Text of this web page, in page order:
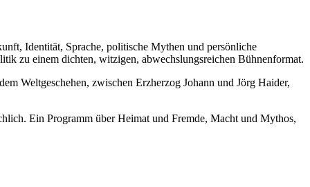
Identität, Sprache, politische Mythen und persönliche
zu einem dichten, witzigen, abwechslungsreichen Bühnenformat.
Weltgeschehen, zwischen Erzherzog Johann und Jörg Haider,
Ein Programm über Heimat und Fremde, Macht und Mythos,